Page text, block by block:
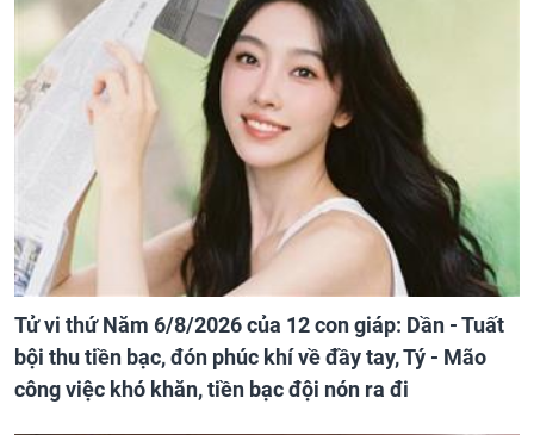
Tử vi thứ Năm 6/8/2026 của 12 con giáp: Dần - Tuất
bội thu tiền bạc, đón phúc khí về đầy tay, Tý - Mão
công việc khó khăn, tiền bạc đội nón ra đi